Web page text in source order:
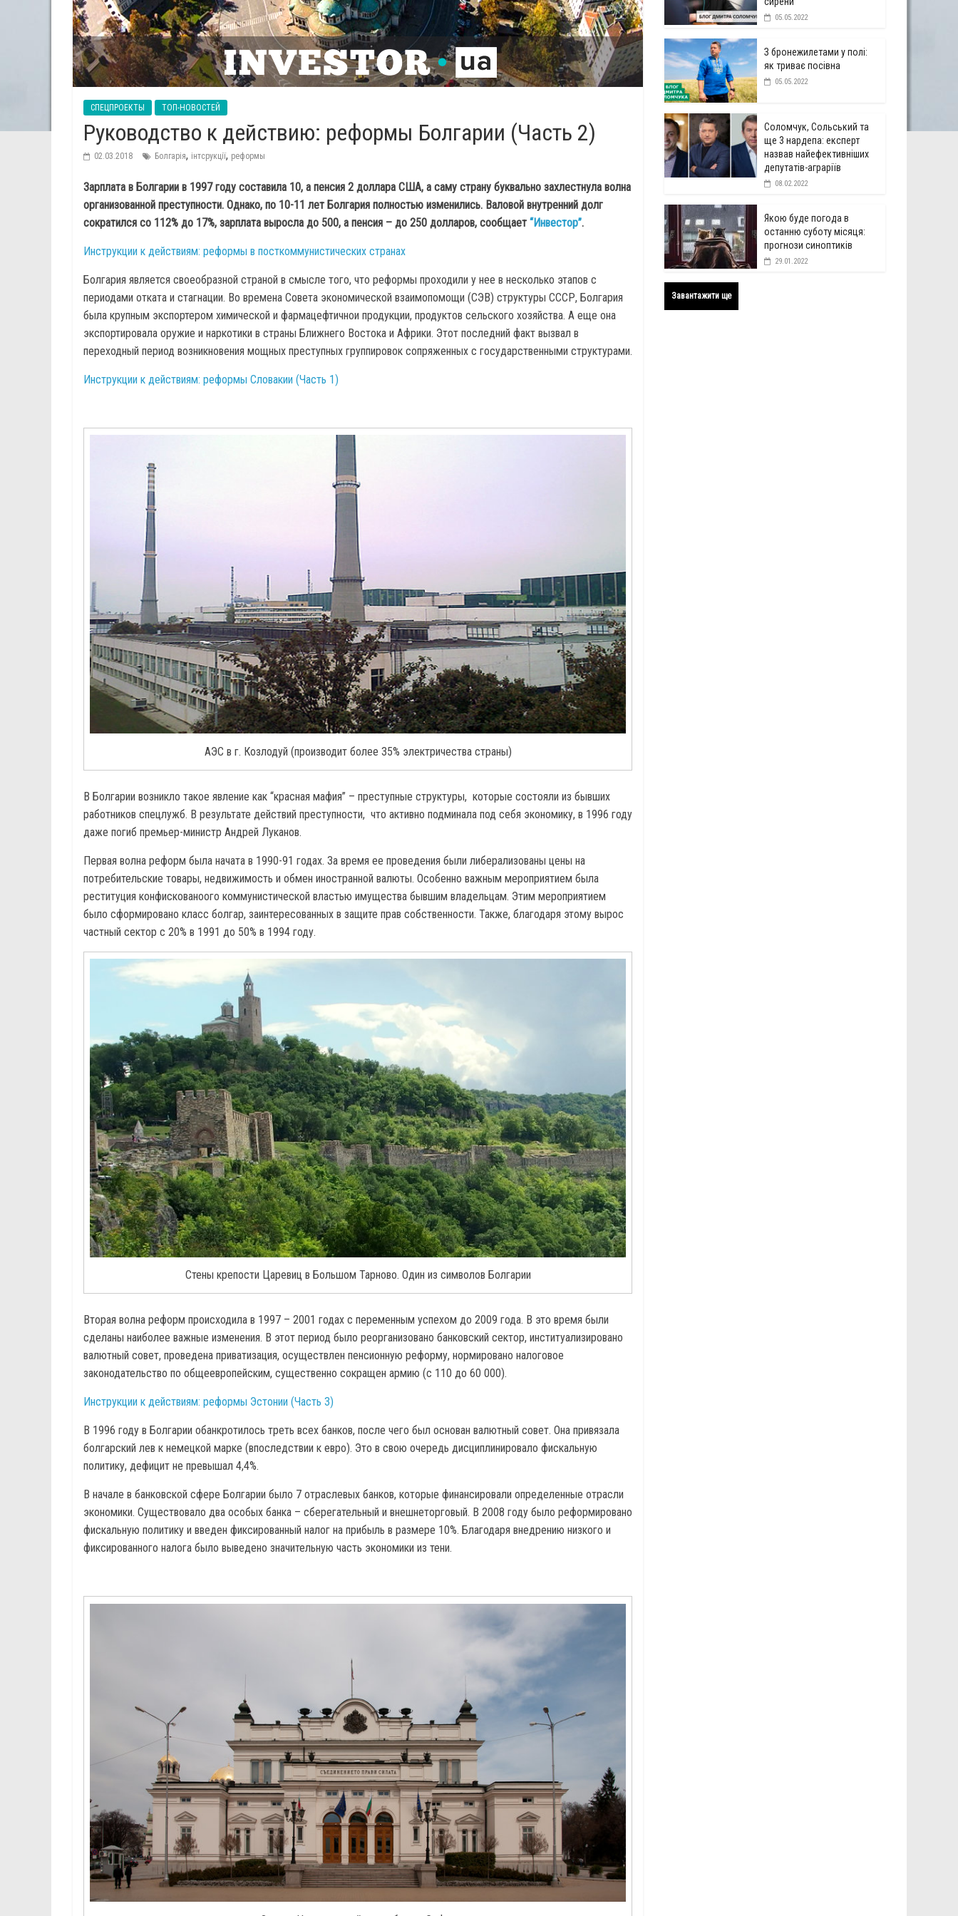
СПЕЦПРОЕКТЫ ТОП-НОВОСТЕЙ
Руководство к действию: реформы Болгарии (Часть 2)
02.03.2018 Болгарія, інтсрукції, реформы
Зарплата в Болгарии в 1997 году составила 10, а пенсия 2 доллара США, а саму страну буквально захлестнула волна
организованной преступности. Однако, по 10-11 лет Болгария полностью изменились. Валовой внутренний долг
сократился со 112% до 17%, зарплата выросла до 500, а пенсия – до 250 долларов, сообщает “Инвестор”.
Инструкции к действиям: реформы в посткоммунистических странах
Болгария является своеобразной страной в смысле того, что реформы проходили у нее в несколько этапов с
периодами отката и стагнации. Во времена Совета экономической взаимопомощи (СЭВ) структуры СССР, Болгария
была крупным экспортером химической и фармацефтичнои продукции, продуктов сельского хозяйства. А еще она
экспортировала оружие и наркотики в страны Ближнего Востока и Африки. Этот последний факт вызвал в
переходный период возникновения мощных преступных группировок сопряженных с государственными структурами.
Инструкции к действиям: реформы Словакии (Часть 1)
АЭС в г. Козлодуй (производит более 35% электричества страны)
В Болгарии возникло такое явление как “красная мафия” – преступные структуры, которые состояли из бывших
работников спецлужб. В результате действий преступности, что активно подминала под себя экономику, в 1996 году
даже погиб премьер-министр Андрей Луканов.
Первая волна реформ была начата в 1990-91 годах. За время ее проведения были либерализованы цены на
потребительские товары, недвижимость и обмен иностранной валюты. Особенно важным мероприятием была
реституция конфискованоого коммунистической властью имущества бывшим владельцам. Этим мероприятием
было сформировано класс болгар, заинтересованных в защите прав собственности. Также, благодаря этому вырос
частный сектор с 20% в 1991 до 50% в 1994 году.
Стены крепости Царевиц в Большом Тарново. Один из символов Болгарии
Вторая волна реформ происходила в 1997 – 2001 годах с переменным успехом до 2009 года. В это время были
сделаны наиболее важные изменения. В этот период было реорганизовано банковский сектор, институализировано
валютный совет, проведена приватизация, осуществлен пенсионную реформу, нормировано налоговое
законодательство по общеевропейским, существенно сокращен армию (с 110 до 60 000).
Инструкции к действиям: реформы Эстонии (Часть 3)
В 1996 году в Болгарии обанкротилось треть всех банков, после чего был основан валютный совет. Она привязала
болгарский лев к немецкой марке (впоследствии к евро). Это в свою очередь дисциплинировало фискальную
политику, дефицит не превышал 4,4%.
В начале в банковской сфере Болгарии было 7 отраслевых банков, которые финансировали определенные отрасли
экономики. Существовало два особых банка – сберегательный и внешнеторговый. В 2008 году было реформировано
фискальную политику и введен фиксированный налог на прибыль в размере 10%. Благодаря внедрению низкого и
фиксированного налога было выведено значительную часть экономики из тени.
05.05.2022
З бронежилетами у полі:
як триває посівна
05.05.2022
Соломчук, Сольський та
ще 3 нардепа: експерт
назвав найефективніших
депутатів-аграріїв
08.02.2022
Якою буде погода в
останню суботу місяця:
прогнози синоптиків
29.01.2022
Завантажити ще